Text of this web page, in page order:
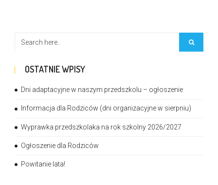
OSTATNIE WPISY
Dni adaptacyjne w naszym przedszkolu – ogłoszenie
Informacja dla Rodziców (dni organizacyjne w sierpniu)
Wyprawka przedszkolaka na rok szkolny 2026/2027
Ogłoszenie dla Rodziców
Powitanie lata!